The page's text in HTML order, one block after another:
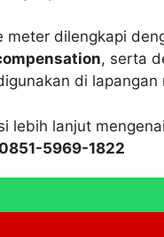
meter dilengkapi
, serta
di
lebih lanjut
5969-1822